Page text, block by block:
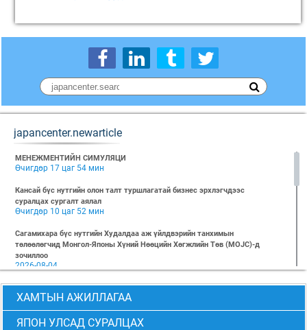
japancenter.newarticle
МЕНЕЖМЕНТИЙН СИМУЛЯЦИ
Өчигдөр 17 цаг 54 мин
Кансай бүс нутгийн олон талт туршлагатай бизнес эрхлэгчдээс
суралцах сургалт аялал
Өчигдөр 10 цаг 52 мин
Сагамихара бүс нутгийн Худалдаа аж үйлдвэрийн танхимын
төлөөлөгчид Монгол-Японы Хүний Нөөцийн Хөгжлийн Төв (MOJC)-д
зочиллоо
2026-08-04
"БИЗНЕС БА ХҮНИЙ ЭРХ" Нээлттэй семинарын бүртгэл эхэллээ
2026-07-28
Global Value Chain Бизнесийн практик сургалт
ХАМТЫН АЖИЛЛАГАА
ЯПОН УЛСАД СУРАЛЦАХ